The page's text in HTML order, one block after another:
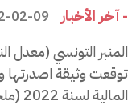
- آخر الأخبار 02-09
توقعت وثيقة اصدرتها